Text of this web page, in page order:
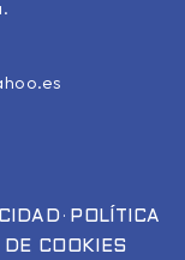
· POLÍTICA
COOKIES